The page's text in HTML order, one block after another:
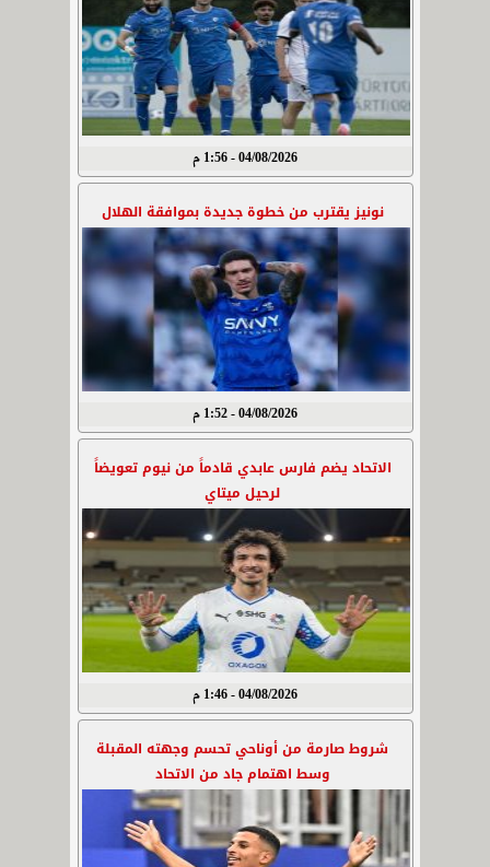
04/08/2026 - 1:56 م
نونيز يقترب من خطوة جديدة بموافقة الهلال
04/08/2026 - 1:52 م
الاتحاد يضم فارس عابدي قادماً من نيوم تعويضاً
لرحيل ميتاي
04/08/2026 - 1:46 م
شروط صارمة من أوناحي تحسم وجهته المقبلة
وسط اهتمام جاد من الاتحاد